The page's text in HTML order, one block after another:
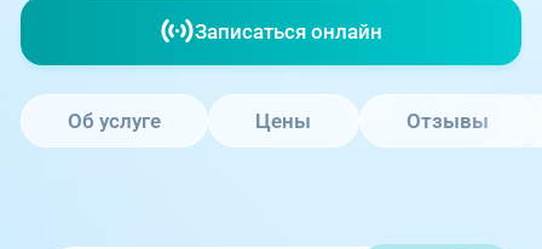
+7 (351) 220-00-03
Записаться онлайн
Об услуге Цены Отзывы